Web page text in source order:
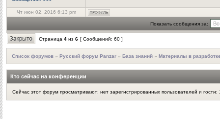
Чт июн 02, 2016 6:13 pm
Показать сообщения за:
Страница 4 из 6 [ Сообщений: 60 ]
Список форумов » Русский форум Panzar » База знаний » Материалы в
Кто сейчас на конференции
Сейчас этот форум просматривают: нет зарегистрированных пользователей и гости: